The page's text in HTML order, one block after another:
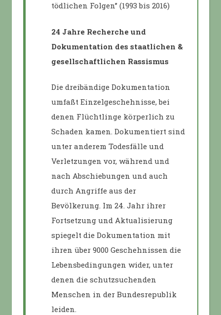
tödlichen Folgen” (1993 bis 2016)
24 Jahre Recherche und
Dokumentation des staatlichen &
gesellschaftlichen Rassismus
Die dreibändige Dokumentation
umfaßt Einzelgeschehnisse, bei
denen Flüchtlinge körperlich zu
Schaden kamen. Dokumentiert sind
unter anderem Todesfälle und
Verletzungen vor, während und
nach Abschiebungen und auch
durch Angriffe aus der
Bevölkerung. Im 24. Jahr ihrer
Fortsetzung und Aktualisierung
spiegelt die Dokumentation mit
ihren über 9000 Geschehnissen die
Lebensbedingungen wider, unter
denen die schutzsuchenden
Menschen in der Bundesrepublik
leiden.